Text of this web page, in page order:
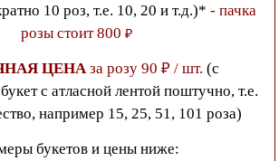
10 роз, т.е. 10, 20 и т.д.)* - пачка
розы стоит 800 ₽
ЦЕНА за розу 90 ₽ / шт. (с
с атласной лентой поштучно, т.е.
например 15, 25, 51, 101 роза)
букетов и цены ниже: